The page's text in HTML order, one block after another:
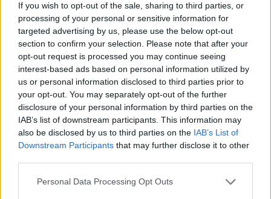
If you wish to opt-out of the sale, sharing to third parties, or
processing of your personal or sensitive information for
targeted advertising by us, please use the below opt-out
section to confirm your selection. Please note that after your
opt-out request is processed you may continue seeing
interest-based ads based on personal information utilized by
us or personal information disclosed to third parties prior to
your opt-out. You may separately opt-out of the further
disclosure of your personal information by third parties on the
IAB’s list of downstream participants. This information may
also be disclosed by us to third parties on the IAB’s List of
Downstream Participants that may further disclose it to other
Personal Data Processing Opt Outs
najlepsza do negocjacji ws. Ukrainy
Musk krytykuje czarnoskórą Helenę
Trojańską w "Odysei". Nolan pewnie
przewróci oczami
"Zidentyfikowano jedynienaruszenie nawierzchni
brukowej w kilku miejscach, zatem poza zakładaną
rekultywacją trawnika będzie konieczność naprawy
uszkodzonych fragmentów drogi" – pisze w
komunikacie odnoszącym się do wydarzenia Urząd